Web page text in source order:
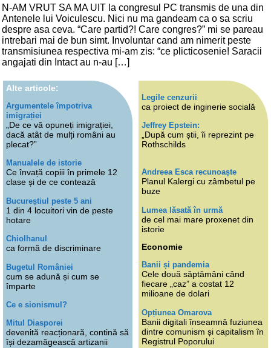
N-AM VRUT SA MA UIT la congresul PC transmis de una din
Antenele lui Voiculescu. Nici nu ma gandeam ca o sa scriu
despre asa ceva. “Care partid?! Care congres?” mi se pareau
intrebari mai de bun simt. Involuntar cand am nimerit peste
transmisiunea respectiva mi-am zis: “ce plicticosenie! Saracii
angajati din Intact au n-au […]
Alte articole:
Argumentele împotriva
imigrației
„De ce vă opuneți imigrației,
dacă atât de mulți români au
plecat?”
Manualele de istorie
Ce învață copiii în primele 12
clase și de ce contează
Bucureștiul peste 5 ani
1 din 4 locuitori vin de peste
hotare
Chiolhanul
ca formă de discriminare
Bugetul României
cum se adună și cum se
împarte
Ce e sionismul?
Mitul Diasporei
devenită reacționară, contină să
își dezamăgească artizanii
Legile cenzurii
ca proiect de inginerie socială
Jeffrey Epstein:
„După cum știi, îi reprezint pe
Rothschilds
Andreea Esca recunoaște
Planul Kalergi cu zâmbetul pe
buze
Lumea lăsată în urmă
de cel mai mare proxenet din
istorie
Economie
Banii și pandemia
Cele două săptămâni când
fiecare „caz” a costat 12
milioane de dolari
Opțiunea Omarova
Banii digitali înseamnă fuziunea
dintre comunism și capitalism în
Registrul Poporului